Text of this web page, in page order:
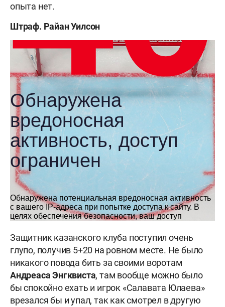
опыта нет.
Штраф. Райан Уилсон
Защитник казанского клуба поступил очень
глупо, получив 5+20 на ровном месте. Не было
никакого повода бить за своими воротам
Андреаса Энгквиста, там вообще можно было
бы спокойно ехать и игрок «Салавата Юлаева»
врезался бы и упал, так как смотрел в другую